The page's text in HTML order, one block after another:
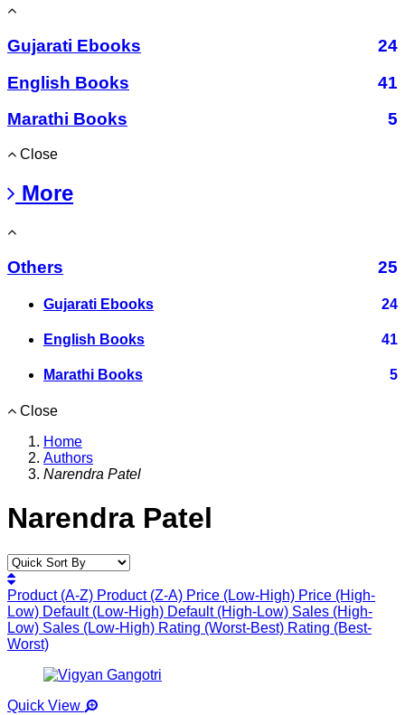
Gujarati Ebooks
24
English Books
41
Marathi Books
5
Close
More
Others 25
Gujarati Ebooks 24
English Books 41
Marathi Books 5
Close
Home
Authors
Narendra Patel
Narendra Patel
Product (A-Z) Product (Z-A) Price (Low-High) Price (High-
Low) Default (Low-High) Default (High-Low) Sales (High-
Low) Sales (Low-High) Rating (Worst-Best) Rating (Best-
Worst)
Quick View